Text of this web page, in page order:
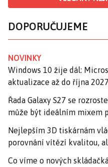
DOPORUČUJEME
NOVINKY
Windows 10 žije dál:
aktualizace až do října 2027
Řada Galaxy S27 se
může být ideálním mixem
Nejlepším 3D tiskárnám
porovnání vítězí kvalitou,
Co víme o nových